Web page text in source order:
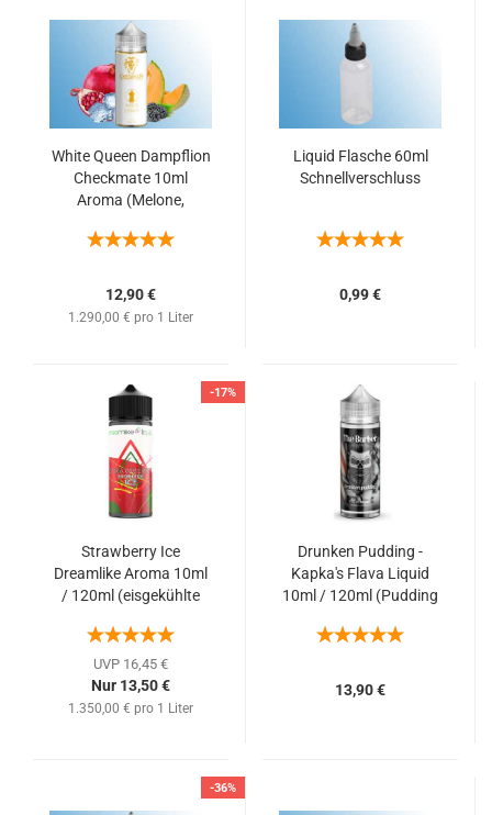
White Queen Dampflion
Checkmate 10ml
Aroma (Melone,
Brombeeren)
12,90 €
1.290,00 € pro 1 Liter
Liquid Flasche 60ml
Schnellverschluss
0,99 €
-17%
Strawberry Ice
Dreamlike Aroma 10ml
/ 120ml (eisgekühlte
UVP 16,45 €
Nur 13,50 €
1.350,00 € pro 1 Liter
Drunken Pudding -
Kapka's Flava Liquid
10ml / 120ml (Pudding
13,90 €
-36%